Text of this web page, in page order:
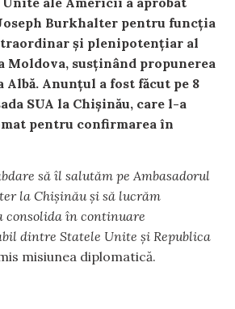
Burkhalter pentru funcția
și plenipotențiar al
Moldova, susținând propunerea
Albă. Anunțul a fost făcut pe 8
SUA la Chișinău, care l-a
pentru confirmarea în
să îl salutăm pe Ambasadorul
la Chișinău și să lucrăm
consolida în continuare
dintre Statele Unite și Republica
misiunea diplomatică.